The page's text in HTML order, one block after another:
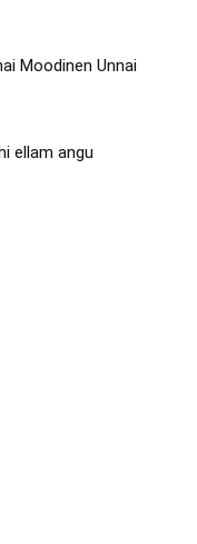
Unnai
angu